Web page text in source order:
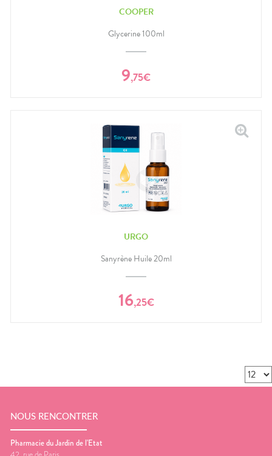
COOPER
Glycerine 100ml
9,75€
URGO
Sanyrène Huile 20ml
16,25€
NOUS RENCONTRER
Pharmacie du Jardin de l'Etat